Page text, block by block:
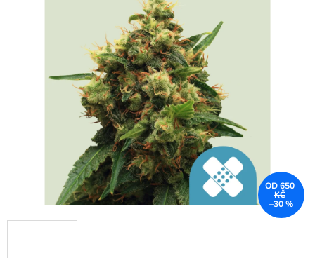
OD 650
KČ
–30 %